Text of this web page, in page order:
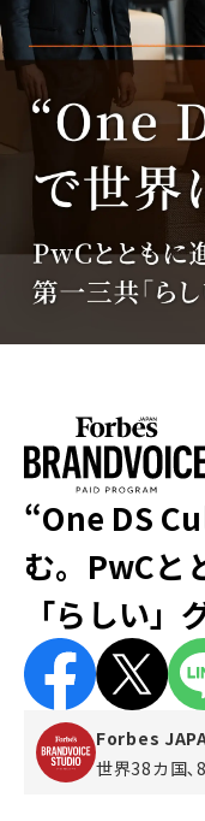
“One DS
む。PwCと
「らしい」
Forbes
世界38カ国､